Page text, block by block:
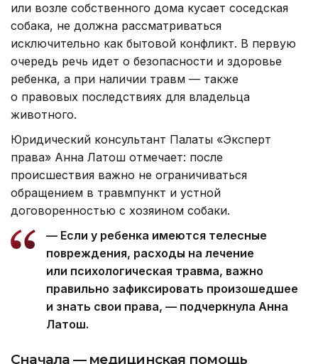
или возле собственного дома кусает соседская
собака, не должна рассматриваться
исключительно как бытовой конфликт. В первую
очередь речь идет о безопасности и здоровье
ребенка, а при наличии травм — также
о правовых последствиях для владельца
животного.
Юридический консультант Палаты «Эксперт
права» Анна Латош отмечает: после
происшествия важно не ограничиваться
обращением в травмпункт и устной
договоренностью с хозяином собаки.
— Если у ребенка имеются телесные
повреждения, расходы на лечение
или психологическая травма, важно
правильно зафиксировать произошедшее
и знать свои права, — подчеркнула Анна
Латош.
Сначала — медицинская помощь